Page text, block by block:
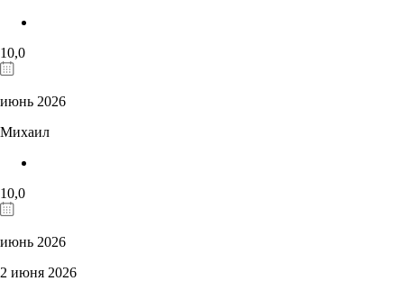
10,0
июнь 2026
Михаил
10,0
июнь 2026
2 июня 2026